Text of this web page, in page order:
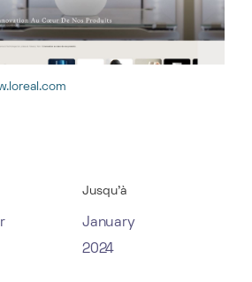
Jusqu'à
January
2024